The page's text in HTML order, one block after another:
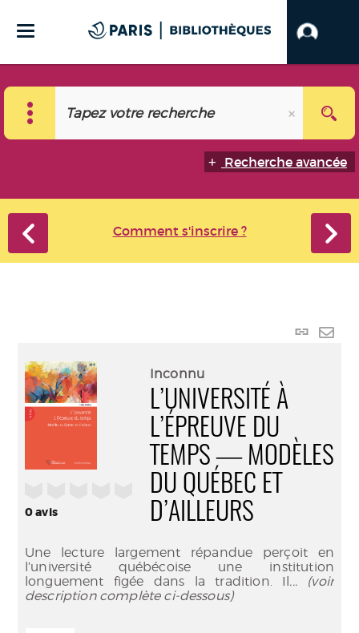
Recherche avancée
Comment s'inscrire ?
Lien
0avis
Inconnu
L’UNIVERSITÉ À
L’ÉPREUVE DU
TEMPS ― MODÈLES
DU QUÉBEC ET
D’AILLEURS
Une lecture largement répandue perçoit en
l’université québécoise une institution
longuement figée dans la tradition. Il... (voir
description complète ci-dessous)